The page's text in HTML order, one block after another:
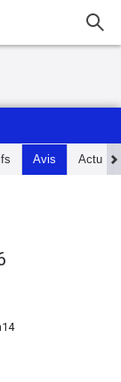
Avis Actu